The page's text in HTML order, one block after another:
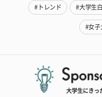
#トレンド #大学生
#女子
大学生にきっ